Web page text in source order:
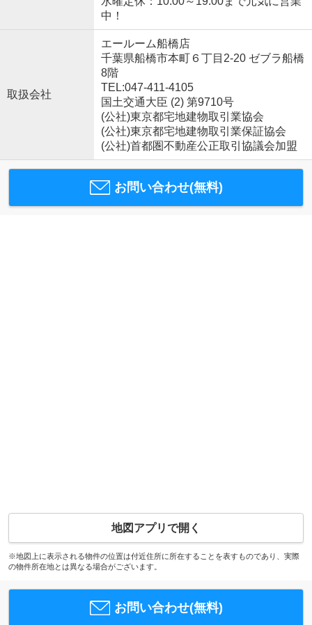
中！
取扱会社
エールーム船橋店
千葉県船橋市本町６丁目2-20 ゼブラ船橋
8階
TEL:047-411-4105
国土交通大臣 (2) 第9710号
(公社)東京都宅地建物取引業協会
(公社)東京都宅地建物取引業保証協会
(公社)首都圏不動産公正取引協議会加盟
お問い合わせ(無料)
地図アプリで開く
※地図上に表示される物件の位置は付近住所に所在することを表すものであり、実際
の物件所在地とは異なる場合がございます。
お問い合わせ(無料)